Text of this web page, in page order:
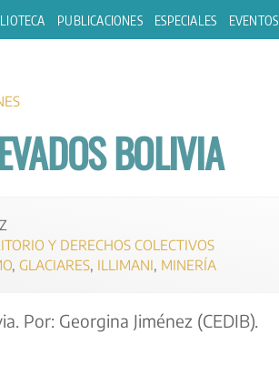
PUBLICACIONES ESPECIALES EVENTOS
BOLIVIA
Y DERECHOS COLECTIVOS
, GLACIARES, ILLIMANI MINERÍA
Por: Georgina Jiménez (CEDIB).